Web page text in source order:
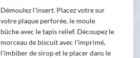
Démoulez l'insert. Placez votre sur
votre plaque perforée, le moule
bûche avec le tapis relief. Découpez le
morceau de biscuit avec l'imprimé,
l'imbiber de sirop et le placer dans le